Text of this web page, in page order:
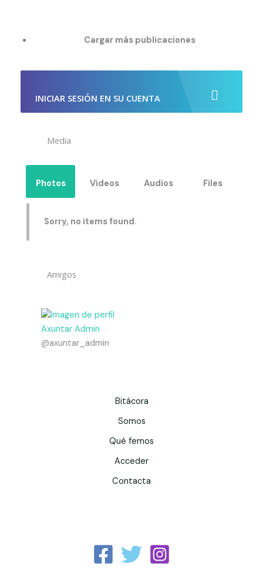
Cargar más publicaciones
INICIAR SESIÓN EN SU CUENTA
Media
Photos Videos Audios Files
Sorry, no items found.
Amigos
Axuntar Admin
@axuntar_admin
Bitácora
Somos
Qué femos
Acceder
Contacta